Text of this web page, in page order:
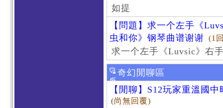
如提
【問題】求一个左手《
虫和你》钢琴曲谱谢谢 (1
求一个左手《Luvsic》右
奇幻閒聊區
【閒聊】S12玩家重溫國
(尚無回覆)